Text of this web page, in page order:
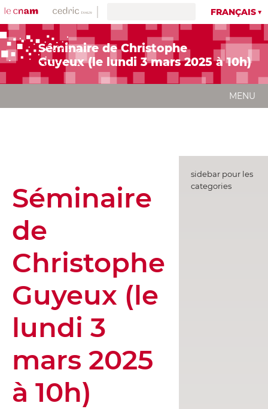
FRANÇAIS
Séminaire de Christophe
Guyeux (le lundi 3 mars 2025 à 10h)
MENU
Séminaire
de
Christophe
Guyeux (le
lundi 3
mars 2025
à 10h)
sidebar pour les
categories